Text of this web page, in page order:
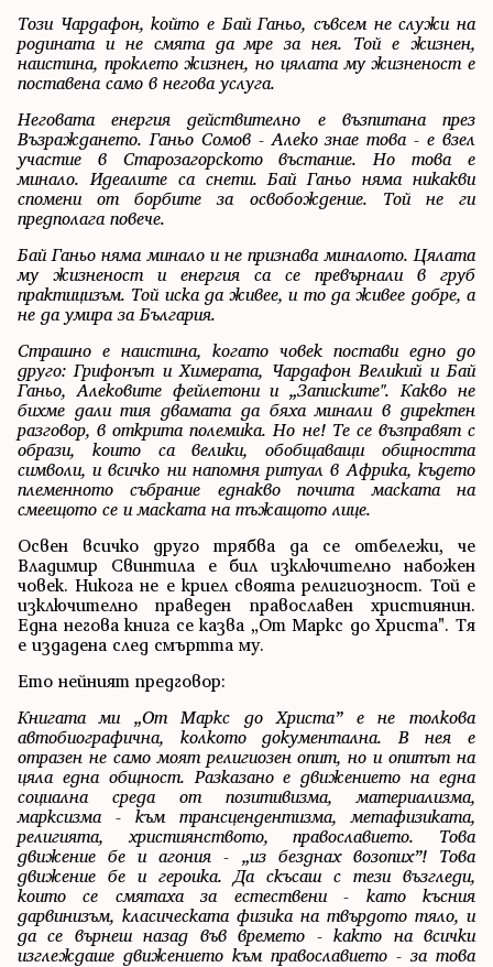
Този Чардафон, който е Бай Ганьо, съвсем не служи на
родината и не смята да мре за нея. Той е жизнен,
наистина, проклето жизнен, но цялата му жизненост е
поставена само в негова услуга.
Неговата енергия действително е възпитана през
Възраждането. Ганьо Сомов - Алеко знае това - е взел
участие в Старозагорското въстание. Но това е
минало. Идеалите са снети. Бай Ганьо няма никакви
спомени от борбите за освобождение. Той не ги
предполага повече.
Бай Ганьо няма минало и не признава миналото. Цялата
му жизненост и енергия са се превърнали в груб
практицизъм. Той иска да живее, и то да живее добре, а
не да умира за България.
Страшно е наистина, когато човек постави едно до
друго: Грифонът и Химерата, Чардафон Великий и Бай
Ганьо, Алековите фейлетони и „Записките". Какво не
бихме дали тия двамата да бяха минали в директен
разговор, в открита полемика. Но не! Те се възправят с
образи, които са велики, обобщаващи общността
символи, и всичко ни напомня ритуал в Африка, където
племенното събрание еднакво почита маската на
смеещото се и маската на тъжащото лице.
Освен всичко друго трябва да се отбележи, че
Владимир Свинтила е бил изключително набожен
човек. Никога не е криел своята религиозност. Той е
изключително праведен православен християнин.
Една негова книга се казва „От Маркс до Христа". Тя
е издадена след смъртта му.
Ето нейният предговор:
Книгата ми „От Маркс до Христа” е не толкова
автобиографична, колкото документална. В нея е
отразен не само моят религиозен опит, но и опитът на
цяла една общност. Разказано е движението на една
социална среда от позитивизма, материализма,
марксизма - към трансцендентизма, метафизиката,
религията, християнството, православието. Това
движение бе и агония - „из безднах возопих”! Това
движение бе и героика. Да скъсаш с тези възгледи,
които се смятаха за естествени - като късния
дарвинизъм, класическата физика на твърдото тяло, и
да се върнеш назад във времето - както на всички
изглеждаше движението към православието - за това